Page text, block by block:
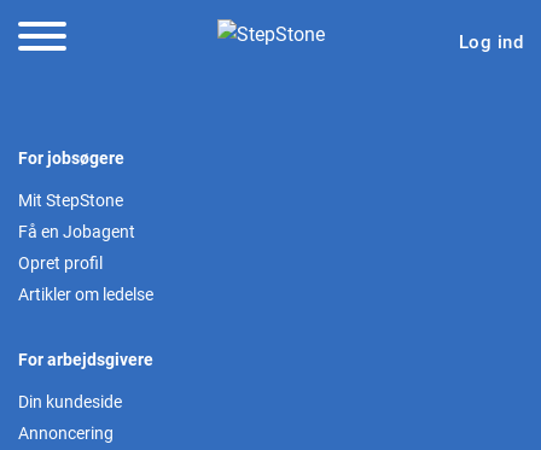
Log ind
For jobsøgere
Mit StepStone
Få en Jobagent
Opret profil
Artikler om ledelse
For arbejdsgivere
Din kundeside
Annoncering